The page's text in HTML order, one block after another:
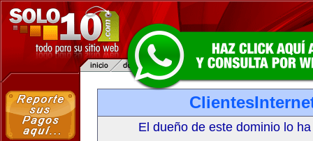
El dueño de este dominio lo